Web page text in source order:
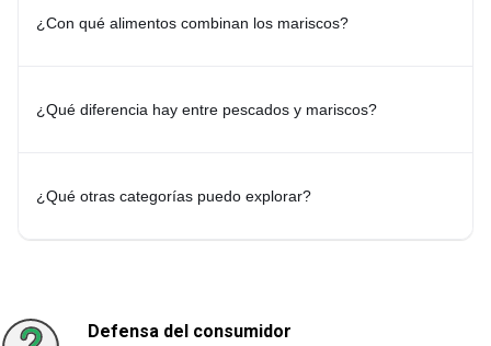
y el tipo de cocción. Los langostinos son ideales para salteados y
y Verduras,Pastas Secas y SalsasyAderezos y Salsas.
Verduras
Aderezos y Salsas
¿Con qué alimentos combinan los mariscos?
¿Qué diferencia hay entre pescados y mariscos?
¿Qué otras categorías puedo explorar?
Defensa del consumidor